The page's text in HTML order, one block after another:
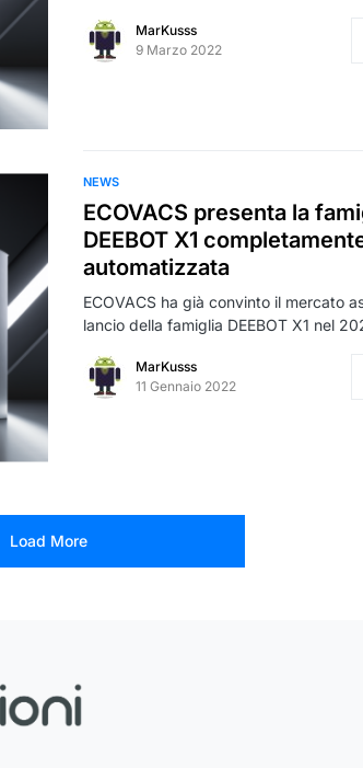
MarKusss
9 Marzo 2022
NEWS
ECOVACS presenta la
DEEBOT X1
automatizzata
ECOVACS ha già convinto il mercato
lancio della famiglia DEEBOT X1 nel
MarKusss
11 Gennaio 2022
Load More